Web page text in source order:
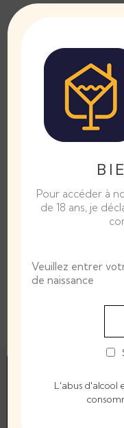
Notes de dégustation
SA COULEUR :
SA SAVEUR :Rond,
saveurs crémeuses et
Contenance
Pour accéder à
de 18 ans, je
Veuillez entrer
de naissance
L'abus d'alcool